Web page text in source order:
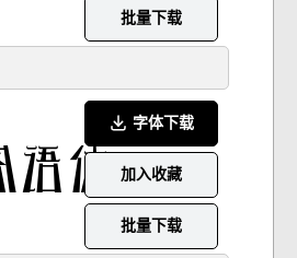
批量下载
字体下载
加入收藏
批量下载